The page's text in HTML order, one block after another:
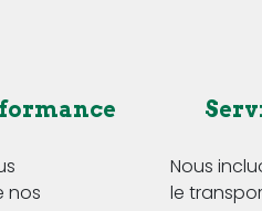
nos
Nous
le